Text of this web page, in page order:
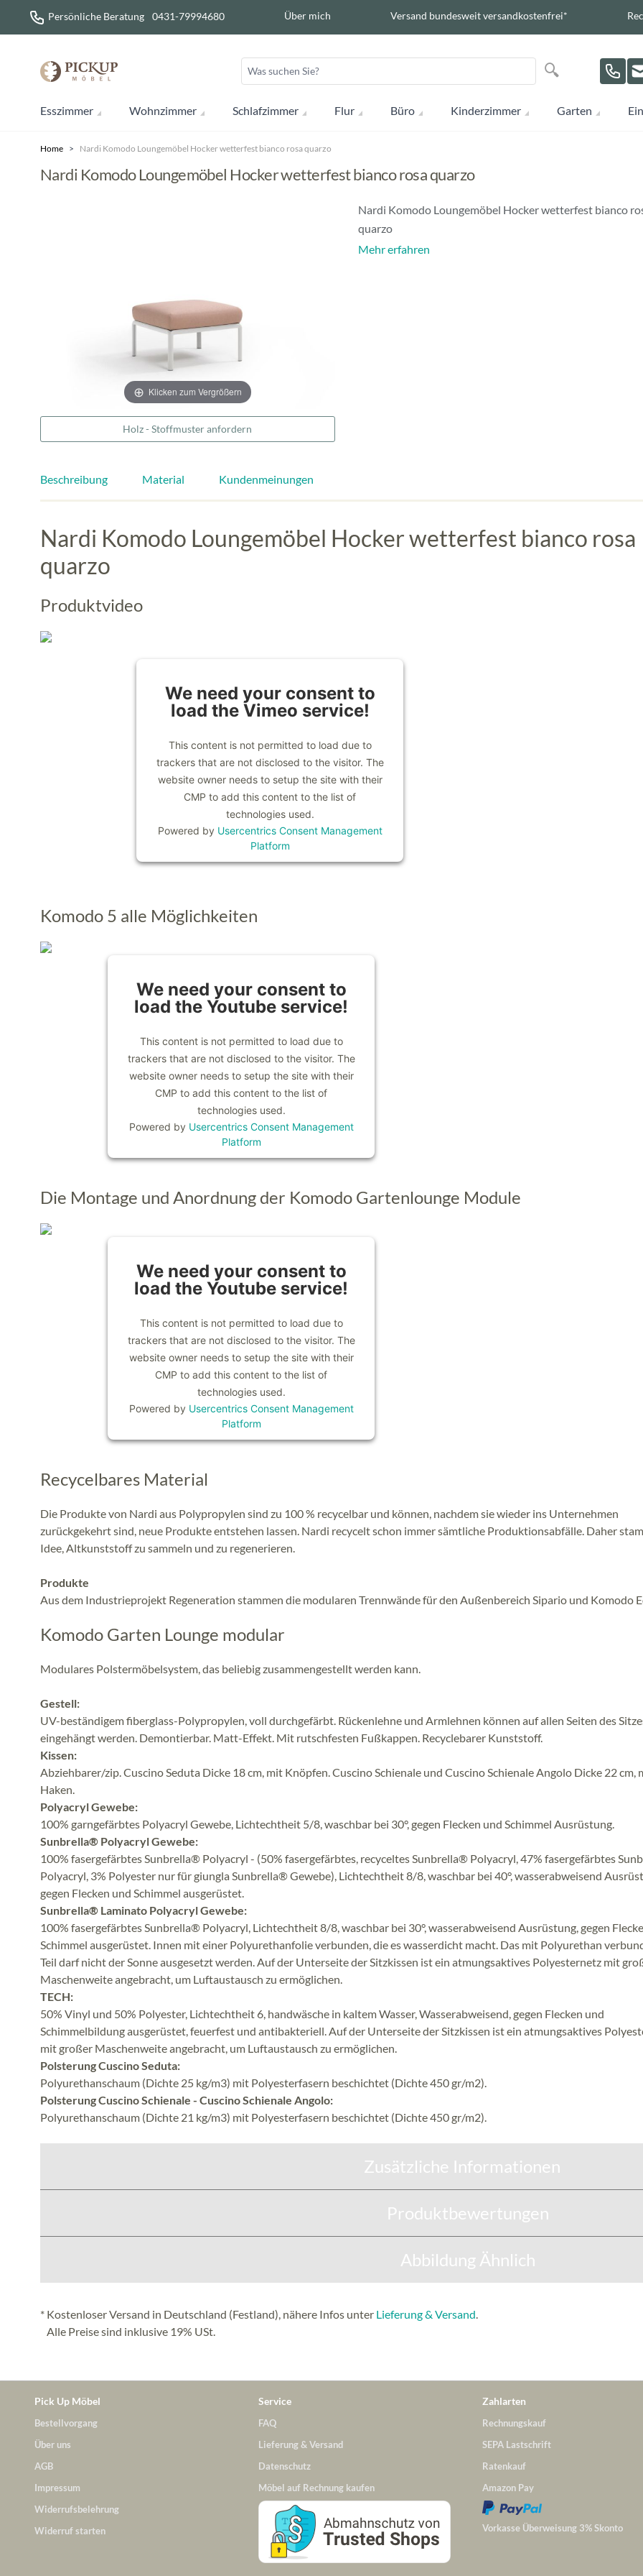
Direkt zum Inhalt
Persönliche Beratung 0431-79994680 Über mich Versand bundesweit versandkostenfrei*
Suche
Suche
Esszimmer Wohnzimmer Schlafzimmer Flur Büro Kinderzimmer Garten
Home > Nardi Komodo Loungemöbel Hocker wetterfest bianco rosa quarzo
Nardi Komodo Loungemöbel Hocker wetterfest bianco rosa quarzo
Klicken zum Vergrößern
Holz - Stoffmuster anfordern
Nardi Komodo Loungemöbel Hocker wetterfest bianco
quarzo
Mehr erfahren
Beschreibung Material Kundenmeinungen
Nardi Komodo Loungemöbel Hocker wetterfest bianco rosa
quarzo
Produktvideo
We need your consent to
load the Vimeo service!
This content is not permitted to load due to
trackers that are not disclosed to the visitor. The
website owner needs to setup the site with their
CMP to add this content to the list of
technologies used.
Powered by Usercentrics Consent Management
Platform
Komodo 5 alle Möglichkeiten
We need your consent to
load the Youtube service!
This content is not permitted to load due to
trackers that are not disclosed to the visitor. The
website owner needs to setup the site with their
CMP to add this content to the list of
technologies used.
Powered by Usercentrics Consent Management
Platform
Die Montage und Anordnung der Komodo Gartenlounge Module
We need your consent to
load the Youtube service!
This content is not permitted to load due to
trackers that are not disclosed to the visitor. The
website owner needs to setup the site with their
CMP to add this content to the list of
technologies used.
Powered by Usercentrics Consent Management
Platform
Recycelbares Material
Die Produkte von Nardi aus Polypropylen sind zu 100 % recycelbar und können, nachdem sie wieder ins Unternehmen
zurückgekehrt sind, neue Produkte entstehen lassen. Nardi recycelt schon immer sämtliche Produktionsabfälle. Daher
Idee, Altkunststoff zu sammeln und zu regenerieren.
Produkte
Aus dem Industrieprojekt Regeneration stammen die modularen Trennwände für den Außenbereich Sipario und Komodo
Komodo Garten Lounge modular
Modulares Polstermöbelsystem, das beliebig zusammengestellt werden kann.
Gestell:
UV-beständigem fiberglass-Polypropylen, voll durchgefärbt. Rückenlehne und Armlehnen können auf allen Seiten des
eingehängt werden. Demontierbar. Matt-Effekt. Mit rutschfesten Fußkappen. Recyclebarer Kunststoff.
Kissen:
Abziehbarer/zip. Cuscino Seduta Dicke 18 cm, mit Knöpfen. Cuscino Schienale und Cuscino Schienale Angolo Dicke 22 cm,
Haken.
Polyacryl Gewebe:
100% garngefärbtes Polyacryl Gewebe, Lichtechtheit 5/8, waschbar bei 30°, gegen Flecken und Schimmel Ausrüstung.
Sunbrella® Polyacryl Gewebe:
100% fasergefärbtes Sunbrella® Polyacryl - (50% fasergefärbtes, recyceltes Sunbrella® Polyacryl, 47% fasergefärbtes
Polyacryl, 3% Polyester nur für giungla Sunbrella® Gewebe), Lichtechtheit 8/8, waschbar bei 40°, wasserabweisend
gegen Flecken und Schimmel ausgerüstet.
Sunbrella® Laminato Polyacryl Gewebe:
100% fasergefärbtes Sunbrella® Polyacryl, Lichtechtheit 8/8, waschbar bei 30°, wasserabweisend Ausrüstung, gegen
Schimmel ausgerüstet. Innen mit einer Polyurethanfolie verbunden, die es wasserdicht macht. Das mit Polyurethan
Teil darf nicht der Sonne ausgesetzt werden. Auf der Unterseite der Sitzkissen ist ein atmungsaktives Polyesternetz mit
Maschenweite angebracht, um Luftaustausch zu ermöglichen.
TECH:
50% Vinyl und 50% Polyester, Lichtechtheit 6, handwäsche in kaltem Wasser, Wasserabweisend, gegen Flecken und
Schimmelbildung ausgerüstet, feuerfest und antibakteriell. Auf der Unterseite der Sitzkissen ist ein atmungsaktives
mit großer Maschenweite angebracht, um Luftaustausch zu ermöglichen.
Polsterung Cuscino Seduta:
Polyurethanschaum (Dichte 25 kg/m3) mit Polyesterfasern beschichtet (Dichte 450 gr/m2).
Polsterung Cuscino Schienale - Cuscino Schienale Angolo:
Polyurethanschaum (Dichte 21 kg/m3) mit Polyesterfasern beschichtet (Dichte 450 gr/m2).
Zusätzliche Informationen
Produktbewertungen
Abbildung Ähnlich
* Kostenloser Versand in Deutschland (Festland), nähere Infos unter Lieferung & Versand.
Alle Preise sind inklusive 19% USt.
Pick Up Möbel
Bestellvorgang
Über uns
AGB
Impressum
Widerrufsbelehrung
Widerruf starten
Service
FAQ
Lieferung & Versand
Datenschutz
Möbel auf Rechnung kaufen
Zahlarten
Rechnungskauf
SEPA Lastschrift
Ratenkauf
Amazon Pay
Vorkasse Überweisung 3% Skonto